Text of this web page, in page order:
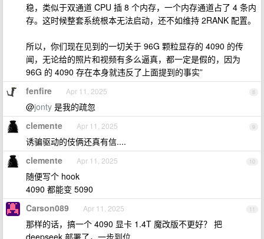
稳，类似于双通道 CPU 插 8 个内存，一个内存通道占了 4 条内
存。这时候整套系统根本无法启动，还不如维持 2RANK 配置。
所以，你们现在见到的一切关于 96G 颗粒显存的 4090 的传
闻，无论给的照片和视频有多么逼真，都一定是假的，因为
96G 的 4090 存在本身就违反了上面提到的事实”
8
fenfire Apr 11, 2025
@jonty 是我的疏忽
9
clemente Apr 11, 2025
诱骗驱动的伎俩还真有信....
10
clemente Apr 11, 2025
随便写个 hook
4090 都能变 5090
11
Carson089 Apr 11, 2025
那样的话，搞一个 4090 显卡 1.4T 魔改版不更好？ 把
deepseek 部署了，一步到位